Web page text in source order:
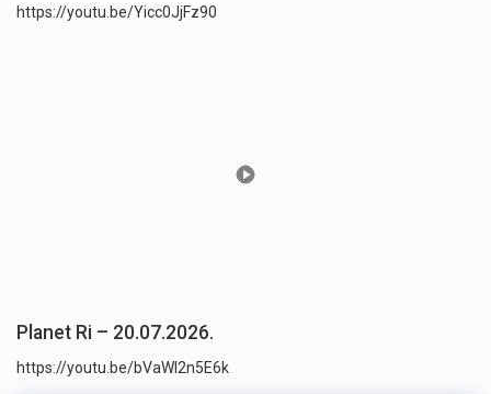
https://youtu.be/Yicc0JjFz90
Planet Ri – 20.07.2026.
https://youtu.be/bVaWI2n5E6k